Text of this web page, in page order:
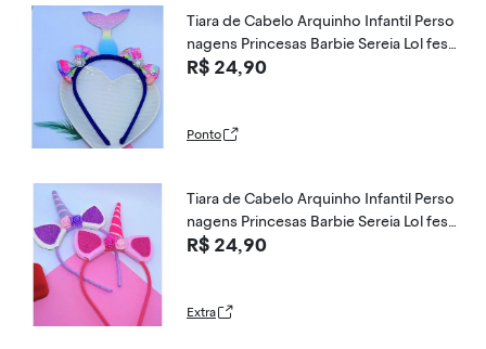
Tiara de Cabelo Arquinho Infantil Perso
nagens Princesas Barbie Sereia Lol fest
a Aniversário
R$ 24,90
Ponto
Tiara de Cabelo Arquinho Infantil Perso
nagens Princesas Barbie Sereia Lol fest
a Aniversário
R$ 24,90
Extra